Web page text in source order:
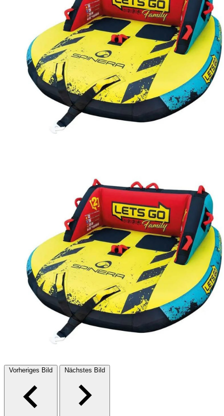
Vorheriges Bild Nächstes Bild